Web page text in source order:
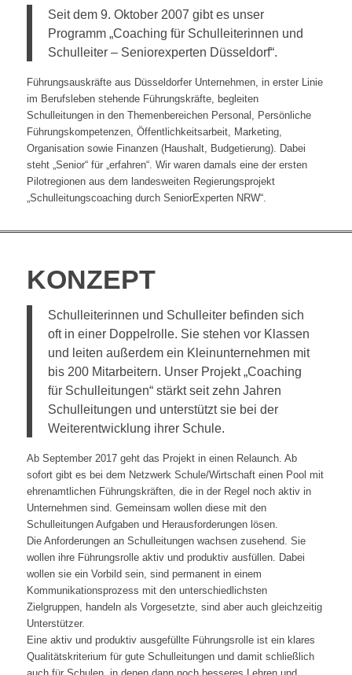
Seit dem 9. Oktober 2007 gibt es unser
Programm „Coaching für Schulleiterinnen und
Schulleiter – Seniorexperten Düsseldorf“.
Führungsauskräfte aus Düsseldorfer Unternehmen, in erster Linie
im Berufsleben stehende Führungskräfte, begleiten
Schulleitungen in den Themenbereichen Personal, Persönliche
Führungskompetenzen, Öffentlichkeitsarbeit, Marketing,
Organisation sowie Finanzen (Haushalt, Budgetierung). Dabei
steht „Senior“ für „erfahren“. Wir waren damals eine der ersten
Pilotregionen aus dem landesweiten Regierungsprojekt
„Schulleitungscoaching durch SeniorExperten NRW“.
KONZEPT
Schulleiterinnen und Schulleiter befinden sich
oft in einer Doppelrolle. Sie stehen vor Klassen
und leiten außerdem ein Kleinunternehmen mit
bis 200 Mitarbeitern. Unser Projekt „Coaching
für Schulleitungen“ stärkt seit zehn Jahren
Schulleitungen und unterstützt sie bei der
Weiterentwicklung ihrer Schule.
Ab September 2017 geht das Projekt in einen Relaunch. Ab
sofort gibt es bei dem Netzwerk Schule/Wirtschaft einen Pool mit
ehrenamtlichen Führungskräften, die in der Regel noch aktiv in
Unternehmen sind. Gemeinsam wollen diese mit den
Schulleitungen Aufgaben und Herausforderungen lösen.
Die Anforderungen an Schulleitungen wachsen zusehend. Sie
wollen ihre Führungsrolle aktiv und produktiv ausfüllen. Dabei
wollen sie ein Vorbild sein, sind permanent in einem
Kommunikationsprozess mit den unterschiedlichsten
Zielgruppen, handeln als Vorgesetzte, sind aber auch gleichzeitig
Unterstützer.
Eine aktiv und produktiv ausgefüllte Führungsrolle ist ein klares
Qualitätskriterium für gute Schulleitungen und damit schließlich